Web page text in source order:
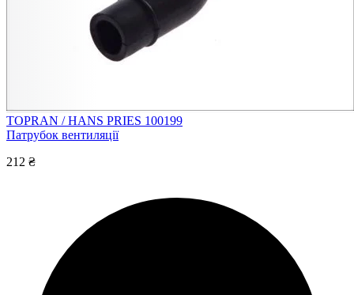
TOPRAN / HANS PRIES 100199
Патрубок вентиляції
212 ₴